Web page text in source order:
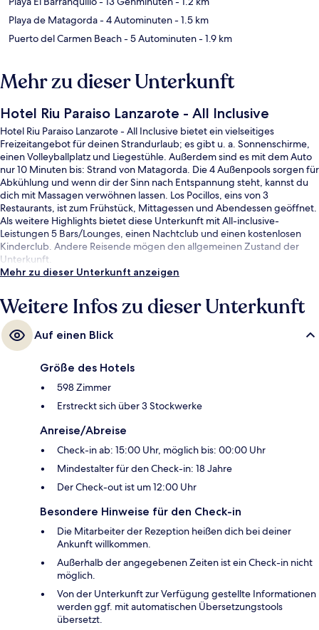
Playa de Matagorda- 4 Autominuten- 1.5 km
Puerto del Carmen Beach- 5 Autominuten- 1.9 km
Mehr zu dieser Unterkunft
Hotel Riu Paraiso Lanzarote - All Inclusive
Hotel Riu Paraiso Lanzarote - All Inclusive bietet ein vielseitiges
Freizeitangebot für deinen Strandurlaub; es gibt u. a. Sonnenschirme,
einen Volleyballplatz und Liegestühle. Außerdem sind es mit dem Auto
nur 10 Minuten bis: Strand von Matagorda. Die 4 Außenpools sorgen für
Abkühlung und wenn dir der Sinn nach Entspannung steht, kannst du
dich mit Massagen verwöhnen lassen. Los Pocillos, eins von 3
Restaurants, ist zum Frühstück, Mittagessen und Abendessen geöffnet.
Als weitere Highlights bietet diese Unterkunft mit All-inclusive-
Leistungen 5 Bars/Lounges, einen Nachtclub und einen kostenlosen
Kinderclub. Andere Reisende mögen den allgemeinen Zustand der
Unterkunft.
Mehr zu dieser Unterkunft anzeigen
Weitere Infos zu dieser Unterkunft
Auf einen Blick
Größe des Hotels
598 Zimmer
Erstreckt sich über 3 Stockwerke
Anreise/Abreise
Check-in ab: 15:00 Uhr, möglich bis: 00:00 Uhr
Mindestalter für den Check-in: 18 Jahre
Der Check-out ist um 12:00 Uhr
Besondere Hinweise für den Check-in
Die Mitarbeiter der Rezeption heißen dich bei deiner
Ankunft willkommen.
Außerhalb der angegebenen Zeiten ist ein Check-in nicht
möglich.
Von der Unterkunft zur Verfügung gestellte Informationen
werden ggf. mit automatischen Übersetzungstools
übersetzt.